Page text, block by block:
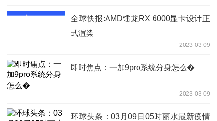
全球快报:AMD镭龙RX 6000显卡设计正
式渲染
2023-03-09
即时焦点：一加9pro系统分身怎么�
2023-03-09
环球头条：03月09日05时丽水最新疫情